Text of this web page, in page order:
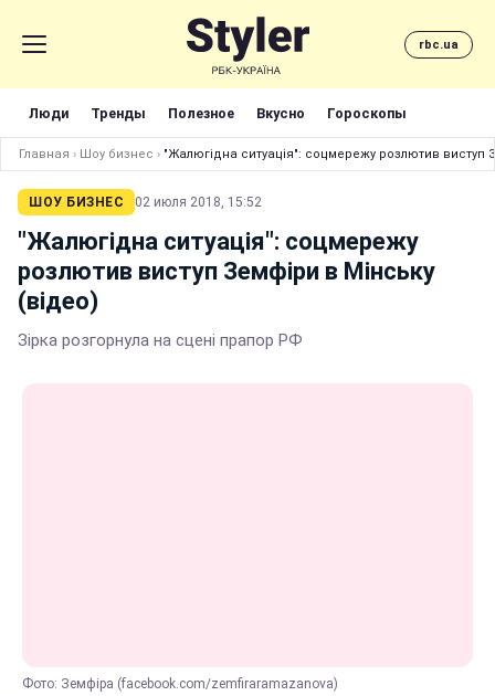
rbc.ua
Люди Тренды Полезное Вкусно Гороскопы
Главная › Шоу бизнес › "Жалюгідна ситуація": соцмережу розлютив виступ
ШОУ БИЗНЕС 02 июля 2018, 15:52
"Жалюгідна ситуація": соцмережу
розлютив виступ Земфіри в Мінську
(відео)
Зірка розгорнула на сцені прапор РФ
Фото: Земфіра (facebook.com/zemfiraramazanova)